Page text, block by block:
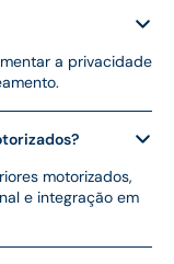
a privacidade
motorizados,
e integração em